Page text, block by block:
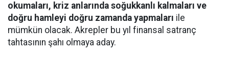
okumaları, kriz anlarında soğukkanlı kalmaları ve
doğru hamleyi doğru zamanda yapmaları ile
mümkün olacak. Akrepler bu yıl finansal satranç
tahtasının şahı olmaya aday.